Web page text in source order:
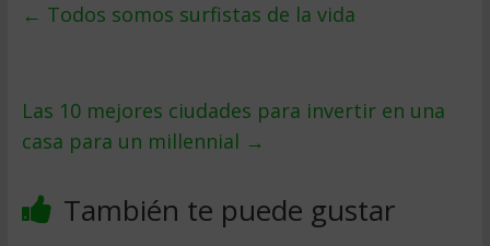
← Todos somos surfistas de la vida
Las 10 mejores ciudades para invertir en una
casa para un millennial →
También te puede gustar